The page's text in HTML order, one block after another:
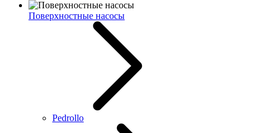
Поверхностные насосы
Pedrollo